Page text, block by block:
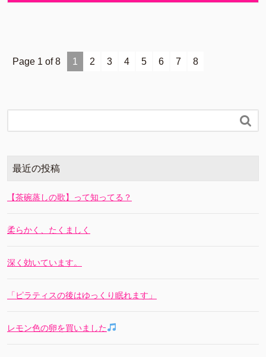
Page 1 of 8 1 2 3 4 5 6 7 8

最近の投稿
【茶碗蒸しの歌】って知ってる？
柔らかく、たくましく
深く効いています。
「ピラティスの後はゆっくり眠れます」
レモン色の卵を買いました